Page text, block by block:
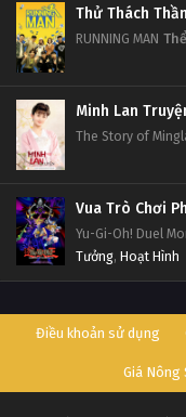
Thử Thách
RUNNING MAN
Minh Lan
The Story of
Yu-Gi-Oh! Duel
Tưởng, Hoạt Hình
Điều khoản sử dụng
Giá Nông